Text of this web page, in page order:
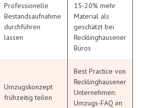
Professionelle
Bestandsaufnahme
durchführen
lassen
15-20% mehr
Material als
geschätzt bei
Recklinghausener
Büros
Umzugskonzept
frühzeitig teilen
Best Practice von
Recklinghausener
Unternehmen:
Umzugs-FAQ im